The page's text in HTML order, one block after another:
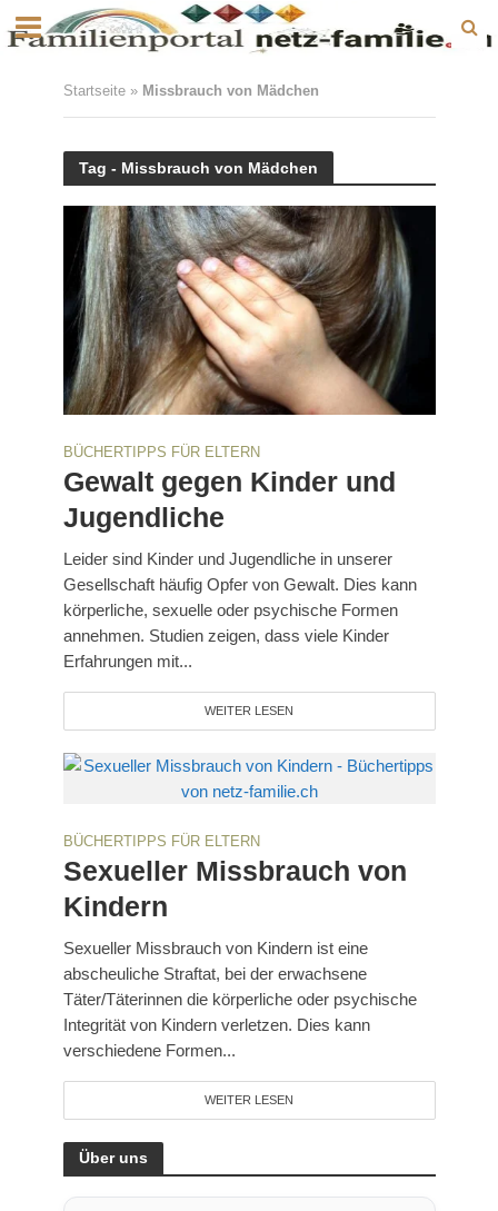
Startseite» Missbrauch von Mädchen
Tag - Missbrauch von Mädchen
BÜCHERTIPPS FÜR ELTERN
Gewalt gegen Kinder und
Jugendliche
Leider sind Kinder und Jugendliche in unserer
Gesellschaft häufig Opfer von Gewalt. Dies kann
körperliche, sexuelle oder psychische Formen
annehmen. Studien zeigen, dass viele Kinder
Erfahrungen mit...
WEITER LESEN
BÜCHERTIPPS FÜR ELTERN
Sexueller Missbrauch von
Kindern
Sexueller Missbrauch von Kindern ist eine
abscheuliche Straftat, bei der erwachsene
Täter/Täterinnen die körperliche oder psychische
Integrität von Kindern verletzen. Dies kann
verschiedene Formen...
WEITER LESEN
Über uns